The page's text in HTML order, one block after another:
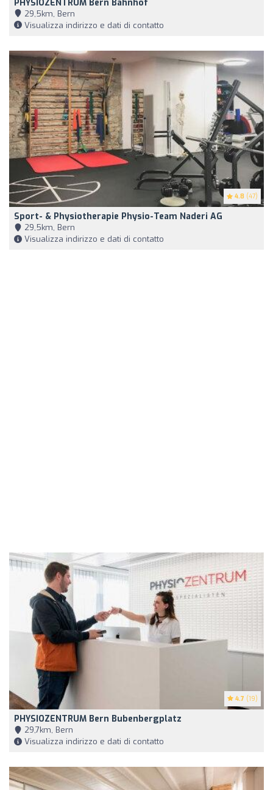
PHYSIOZENTRUM Bern Bahnhof
29,5km, Bern
Visualizza indirizzo e dati di contatto
4.8 (47)
Sport- & Physiotherapie Physio-Team Naderi AG
29,5km, Bern
Visualizza indirizzo e dati di contatto
4.7 (19)
PHYSIOZENTRUM Bern Bubenbergplatz
29,7km, Bern
Visualizza indirizzo e dati di contatto